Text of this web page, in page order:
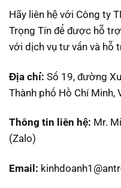
Hãy liên hệ với Công ty
Trọng Tín để được hỗ
với dịch vụ tư vấn và hỗ
Địa chỉ: Số 19, đường
Thành phố Hồ Chí Minh,
Thông tin liên hệ: Mr.
(Zalo)
Email: